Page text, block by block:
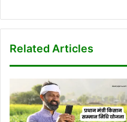
Related Articles